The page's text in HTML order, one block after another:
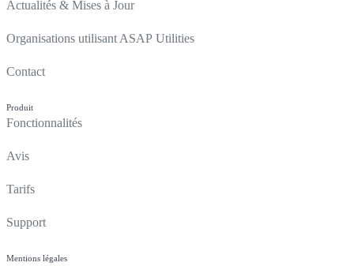
Actualités & Mises à Jour
Organisations utilisant ASAP Utilities
Contact
Produit
Fonctionnalités
Avis
Tarifs
Support
Mentions légales